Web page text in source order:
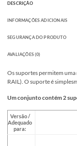
DESCRIÇÃO
INFORMAÇÕES ADICIONAIS
SEGURANÇA DO PRODUTO
AVALIAÇÕES (0)
Os suportes permitem
RAIL). O suporte é
Um conjunto contém 2
Versão /
Adequado
para: